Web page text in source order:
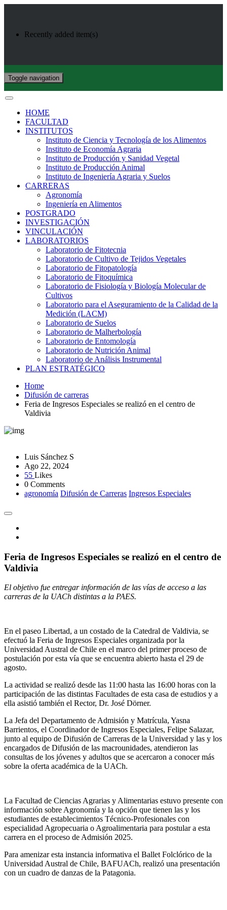
Recently added item(s)
Toggle navigation
HOME
FACULTAD
INSTITUTOS
Instituto de Ciencia y Tecnología de los Alimentos
Instituto de Economía Agraria
Instituto de Producción y Sanidad Vegetal
Instituto de Producción Animal
Instituto de Ingeniería Agraria y Suelos
CARRERAS
Agronomía
Ingeniería en Alimentos
POSTGRADO
INVESTIGACIÓN
VINCULACIÓN
LABORATORIOS
Laboratorio de Fitotecnia
Laboratorio de Cultivo de Tejidos Vegetales
Laboratorio de Fitopatología
Laboratorio de Fitoquímica
Laboratorio de Fisiología y Biología Molecular de
Cultivos
Laboratorio para el Aseguramiento de la Calidad de la
Medición (LACM)
Laboratorio de Suelos
Laboratorio de Malherbología
Laboratorio de Entomología
Laboratorio de Nutrición Animal
Laboratorio de Análisis Instrumental
PLAN ESTRATÉGICO
Home
Difusión de carreras
Feria de Ingresos Especiales se realizó en el centro de
Valdivia
Luis Sánchez S
Ago 22, 2024
55 Likes
0 Comments
agronomía Difusión de Carreras Ingresos Especiales
Feria de Ingresos Especiales se realizó en el centro de
Valdivia
El objetivo fue entregar información de las vías de acceso a las
carreras de la UACh distintas a la PAES.
En el paseo Libertad, a un costado de la Catedral de Valdivia, se
efectuó la Feria de Ingresos Especiales organizada por la
Universidad Austral de Chile en el marco del primer proceso de
postulación por esta vía que se encuentra abierto hasta el 29 de
agosto.
La actividad se realizó desde las 11:00 hasta las 16:00 horas con la
participación de las distintas Facultades de esta casa de estudios y a
ella asistió también el Rector, Dr. José Dörner.
La Jefa del Departamento de Admisión y Matrícula, Yasna
Barrientos, el Coordinador de Ingresos Especiales, Felipe Salazar,
junto al equipo de Difusión de Carreras de la Universidad y las y los
encargados de Difusión de las macrounidades, atendieron las
consultas de los jóvenes y adultos que se acercaron a conocer más
sobre la oferta académica de la UACh.
La Facultad de Ciencias Agrarias y Alimentarias estuvo presente con
información sobre Agronomía y la opción que tienen las y los
estudiantes de establecimientos Técnico-Profesionales con
especialidad Agropecuaria o Agroalimentaria para postular a esta
carrera en el proceso de Admisión 2025.
Para amenizar esta instancia informativa el Ballet Folclórico de la
Universidad Austral de Chile, BAFUACh, realizó una presentación
con un cuadro de danzas de la Patagonia.